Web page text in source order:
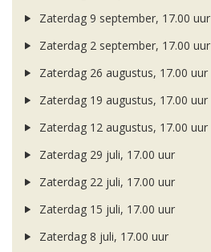
Zaterdag 9 september, 17.00 uur
Zaterdag 2 september, 17.00 uur
Zaterdag 26 augustus, 17.00 uur
Zaterdag 19 augustus, 17.00 uur
Zaterdag 12 augustus, 17.00 uur
Zaterdag 29 juli, 17.00 uur
Zaterdag 22 juli, 17.00 uur
Zaterdag 15 juli, 17.00 uur
Zaterdag 8 juli, 17.00 uur